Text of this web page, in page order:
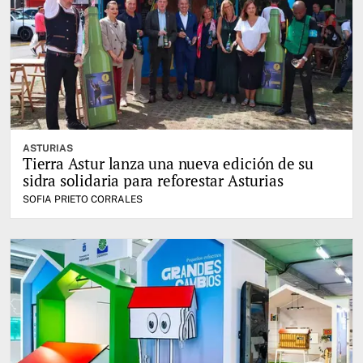
ASTURIAS
Tierra Astur lanza una nueva edición de su
sidra solidaria para reforestar Asturias
SOFIA PRIETO CORRALES